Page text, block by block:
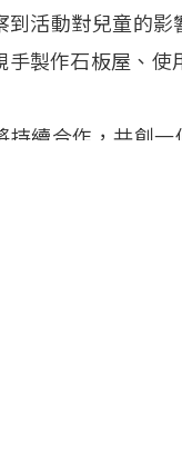
到活動對兒童的
手製作石板屋、使
持續合作，共創